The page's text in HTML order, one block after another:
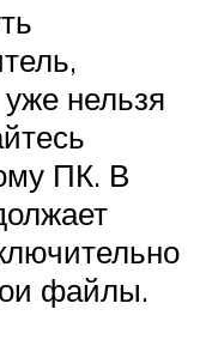
нельзя
ПК. В
файлы.